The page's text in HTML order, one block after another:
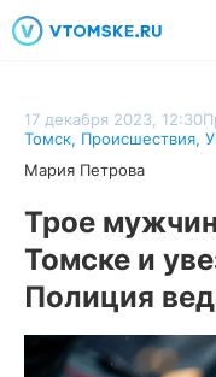
17 декабря 2023, 12:30
Томск, Происшествия,
Мария Петрова
Трое
Томске и
Полиция